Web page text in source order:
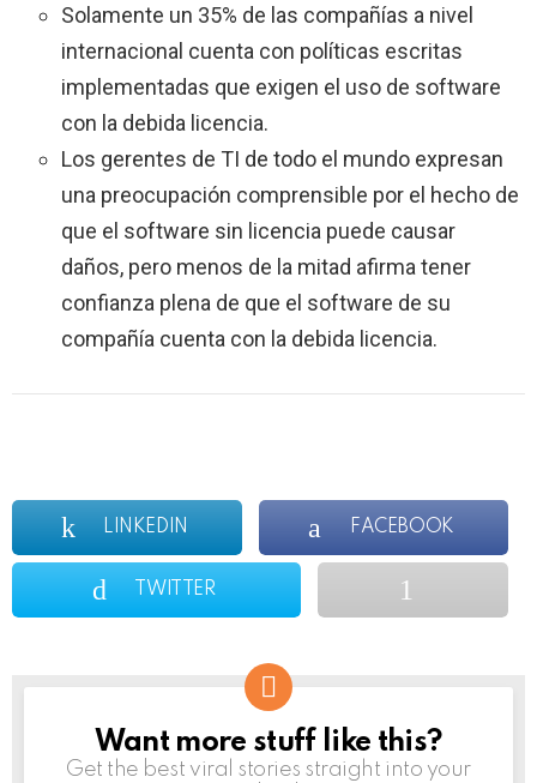
Solamente un 35% de las compañías a nivel
internacional cuenta con políticas escritas
implementadas que exigen el uso de software
con la debida licencia.
Los gerentes de TI de todo el mundo expresan
una preocupación comprensible por el hecho de
que el software sin licencia puede causar
daños, pero menos de la mitad afirma tener
confianza plena de que el software de su
compañía cuenta con la debida licencia.
LINKEDIN FACEBOOK
TWITTER
NEWSLETTER
Want more stuff like this?
Get the best viral stories straight into your